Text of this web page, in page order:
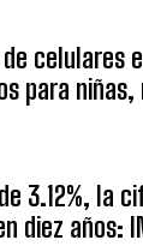
celulares
para niñas,
3.12%, la
diez años: